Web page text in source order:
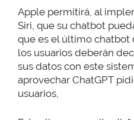
Apple permitirá, al
Siri, que su chatbot
que es el último chatbot
los usuarios deberán
sus datos con este
aprovechar ChatGPT
usuarios,